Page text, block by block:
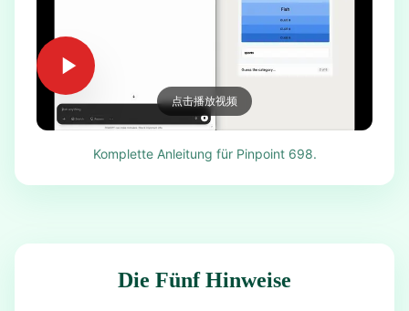
点击播放视频
Komplette Anleitung für Pinpoint 698.
Die Fünf Hinweise